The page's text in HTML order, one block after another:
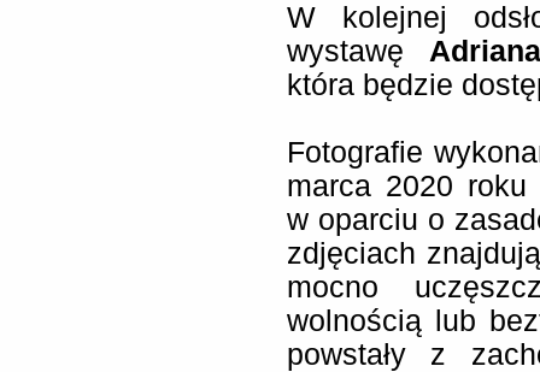
W kolejnej
wystawę
która będzie
Fotografie
marca 2020 roku
w oparciu o
zdjęciach
mocno
wolnością lub
powstały z